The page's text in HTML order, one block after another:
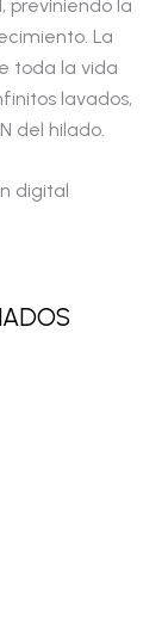
previniendo la
La
toda la vida
lavados,
del hilado.
digital